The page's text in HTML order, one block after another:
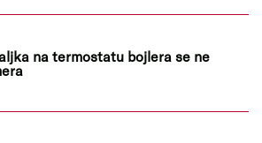
na termostatu bojlera se ne